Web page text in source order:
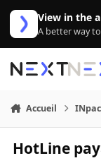
Aller au contenu
View in the
A better way
Accueil
HotLine